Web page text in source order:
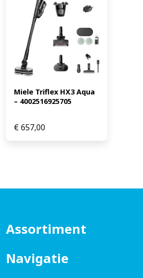
Miele Triflex HX3 Aqua
– 4002516925705
€657,00
Assortiment
Navigatie